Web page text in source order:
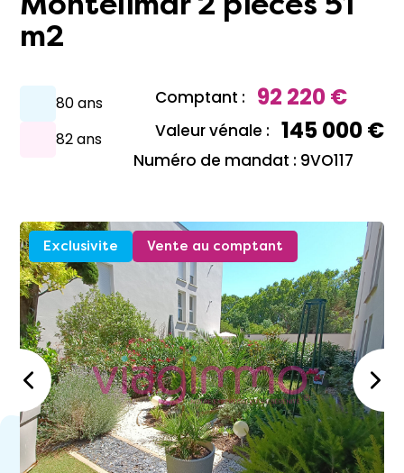
m2
80 ans
82 ans
Comptant : 92 220 €
Valeur vénale : 145 000 €
Numéro de mandat : 9VO117
Exclusivite Vente au comptant